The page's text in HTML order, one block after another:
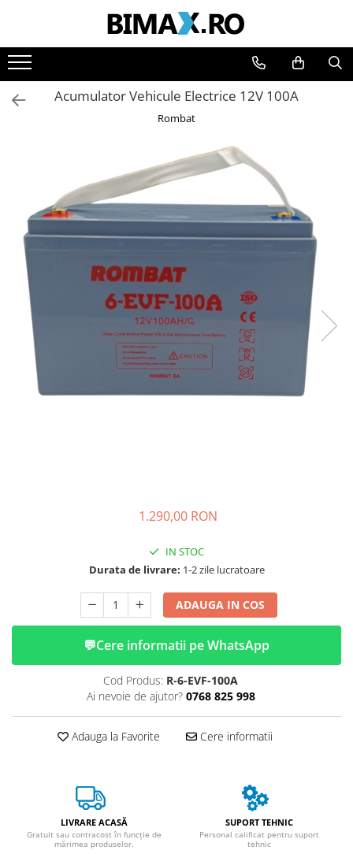
Toate Produsele
Triciclete Electrice
⬇ TIPURI
➔ Adulti - Fara permis
➔ Adulti - 2 Locuri
➔ Adulti - cu Cabina
➔ Cu 3 Roti
➔ Cu Cabina
➔ Cu Cabina fara Permis
➔ Cu Cabina Inchisa
➔ Cu Remorca
➔ Cu Remorca Fara Permis
➔ Cu Volan
➔ Fara Permis
Camere
Controllere
Masina Electrica RDB
Masina Electrica Arora
Masina Electrica 25 km/h
Acumulator Vehicule Electrice 12V 100A
Rombat
1.290,00 RON
IN STOC
Durata de livrare: 1-2 zile lucratoare
ADAUGA IN COS
💬Cere informatii pe WhatsApp
Cod Produs: R-6-EVF-100A
Ai nevoie de ajutor? 0768 825 998
Adauga la Favorite Cere informatii
LIVRARE ACASĂ
Gratuit sau contracost în funcție de
mărimea produselor.
SUPORT TEHNIC
Personal calificat pentru suport
tehnic